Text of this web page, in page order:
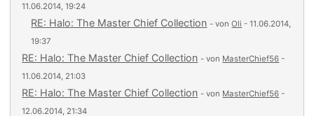
11.06.2014, 19:24
RE: Halo: The Master Chief Collection - vonOli - 11.06.2014,
19:37
RE: Halo: The Master Chief Collection - von MasterChief56 -
11.06.2014, 21:03
RE: Halo: The Master Chief Collection - von MasterChief56 -
12.06.2014, 21:34